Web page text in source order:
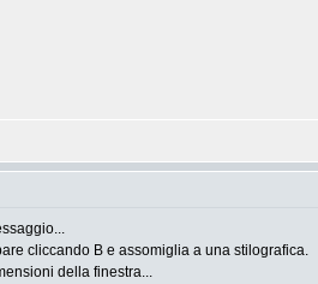
cliccando B e assomiglia a una stilografica.
della finestra...